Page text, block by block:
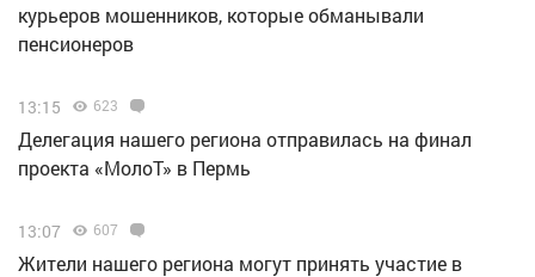
курьеров мошенников, которые обманывали
пенсионеров
13:15 623
Делегация нашего региона отправилась на финал
проекта «МолоТ» в Пермь
13:07 607
Жители нашего региона могут принять участие в